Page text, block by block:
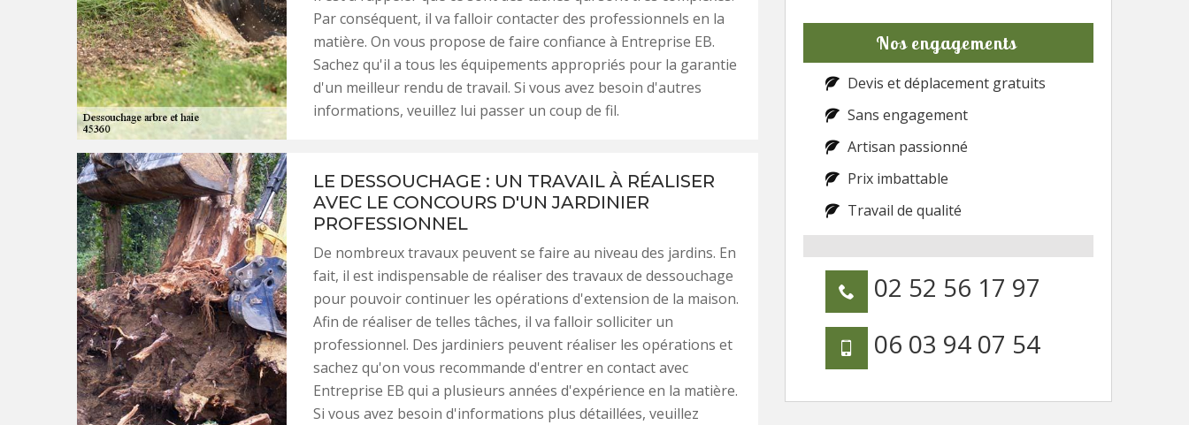
Par conséquent, il va falloir contacter des professionnels en la
matière. On vous propose de faire confiance à Entreprise EB.
Sachez qu'il a tous les équipements appropriés pour la garantie
d'un meilleur rendu de travail. Si vous avez besoin d'autres
informations, veuillez lui passer un coup de fil.
LE DESSOUCHAGE : UN TRAVAIL À RÉALISER
AVEC LE CONCOURS D'UN JARDINIER
PROFESSIONNEL
De nombreux travaux peuvent se faire au niveau des jardins. En
fait, il est indispensable de réaliser des travaux de dessouchage
pour pouvoir continuer les opérations d'extension de la maison.
Afin de réaliser de telles tâches, il va falloir solliciter un
professionnel. Des jardiniers peuvent réaliser les opérations et
sachez qu'on vous recommande d'entrer en contact avec
Entreprise EB qui a plusieurs années d'expérience en la matière.
Si vous avez besoin d'informations plus détaillées, veuillez
Nos engagements
Devis et déplacement gratuits
Sans engagement
Artisan passionné
Prix imbattable
Travail de qualité
02 52 56 17 97
06 03 94 07 54